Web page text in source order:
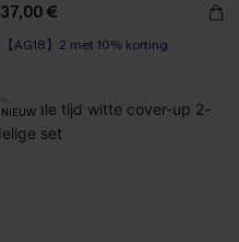
37,00 €
【AG18】2 met 10% korting
NIEUW